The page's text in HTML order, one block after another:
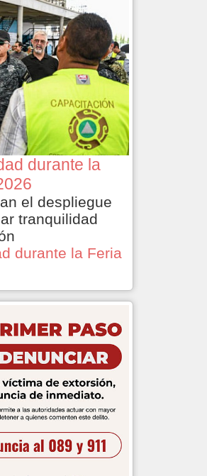
durante la
el despliegue
tranquilidad
durante la Feria